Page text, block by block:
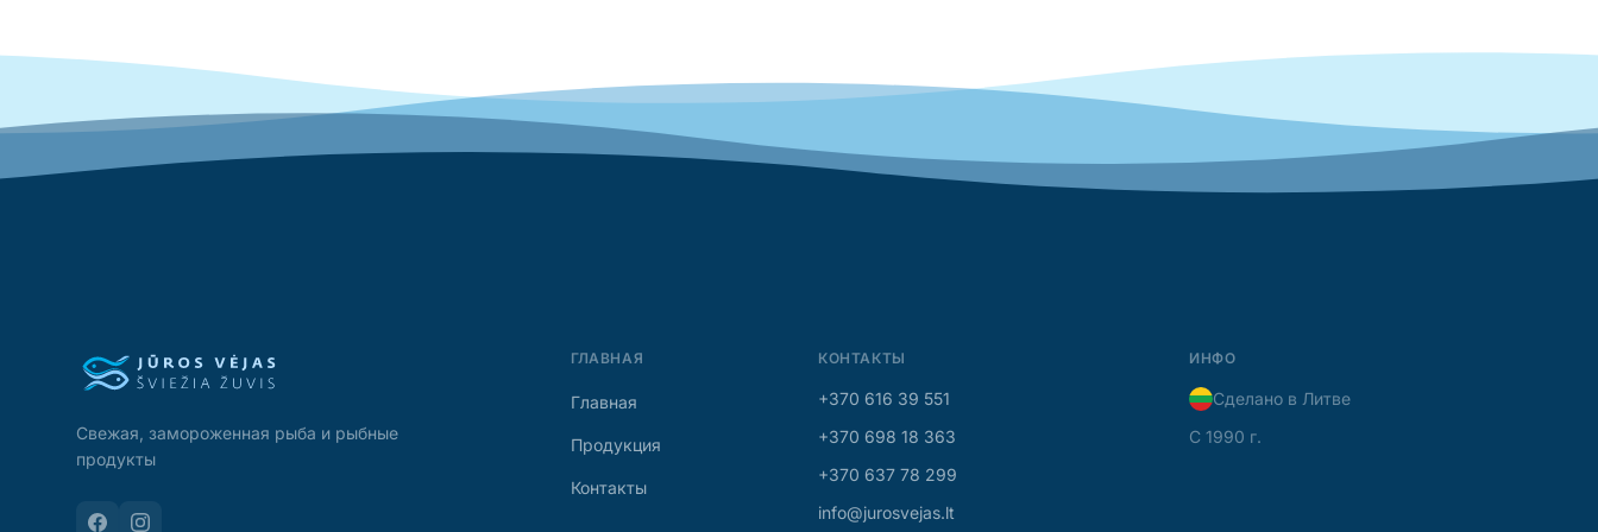
Свежая, замороженная рыба и рыбные
продукты
ГЛАВНАЯ
Главная
Продукция
Контакты
КОНТАКТЫ
+370 616 39 551
+370 698 18 363
+370 637 78 299
info@jurosvejas.lt
ИНФО
Сделано в Литве
С 1990 г.